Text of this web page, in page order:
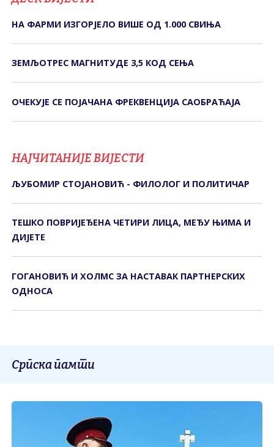
НА ФАРМИ ИЗГОРЈЕЛО ВИШЕ ОД 1.000 СВИЊА
ЗЕМЉОТРЕС МАГНИТУДЕ 3,5 КОД СЕЊА
ОЧЕКУЈЕ СЕ ПОЈАЧАНА ФРЕКВЕНЦИЈА САОБРАЋАЈА
НАЈЧИТАНИЈЕ ВИЈЕСТИ
ЉУБОМИР СТОЈАНОВИЋ - ФИЛОЛОГ И ПОЛИТИЧАР
ТЕШКО ПОВРИЈЕЂЕНА ЧЕТИРИ ЛИЦА, МЕЂУ ЊИМА И
ДИЈЕТЕ
ГОГАНОВИЋ И ХОЛМС ЗА НАСТАВАК ПАРТНЕРСКИХ
ОДНОСА
Српска памти